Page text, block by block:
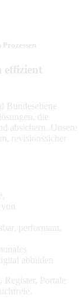
effizient
Bundesebene
die
absichern. Unsere
revisionssicher
performant,
abbilden
Register, Portale